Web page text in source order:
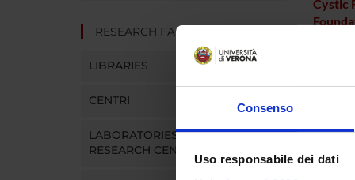
Consenso
Uso responsabile dei dati
RESEARCH FACILITIES
LIBRARIES
CENTRI
LABORATORIES AND
RESEARCH CENTRES
Cystic